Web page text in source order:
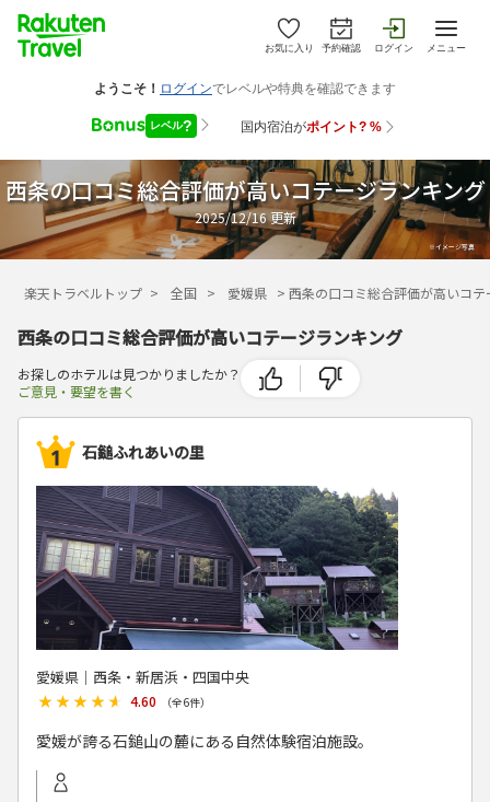
お気に入り 予約確認 ログイン メニュー
西条の口コミ総合評価が高いコテージランキング
2025/12/16更新
楽天トラベルトップ > 全国 > 愛媛県 > 西条の口コミ総合評価が高いコ
西条の口コミ総合評価が高いコテージランキング
お探しのホテルは見つかりましたか？
ご意見・要望を書く
石鎚ふれあいの里
愛媛県│西条・新居浜・四国中央
★★★★★
★★★★★ 4.60 （全6件）
愛媛が誇る石鎚山の麓にある自然体験宿泊施設。